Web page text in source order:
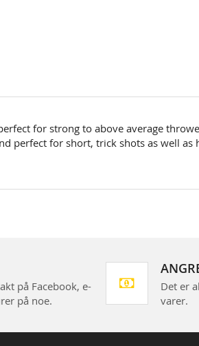
for strong to above average
perfect for short, trick shots as well as
på Facebook, e-
på noe.
Det er
varer.